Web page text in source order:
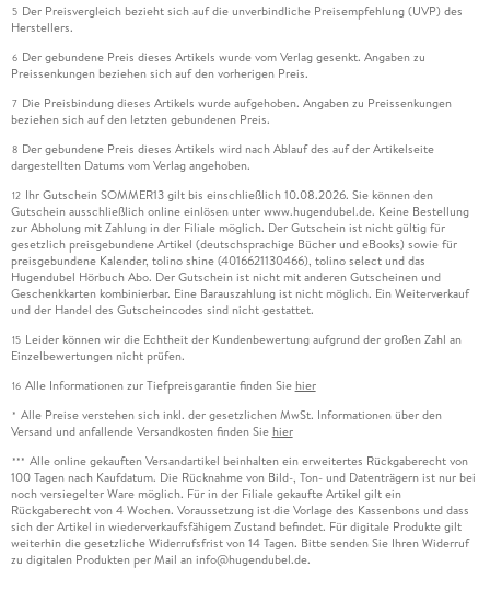
5 Der Preisvergleich bezieht sich auf die unverbindliche Preisempfehlung (UVP) des
Herstellers.
6 Der gebundene Preis dieses Artikels wurde vom Verlag gesenkt. Angaben zu
Preissenkungen beziehen sich auf den vorherigen Preis.
7 Die Preisbindung dieses Artikels wurde aufgehoben. Angaben zu Preissenkungen
beziehen sich auf den letzten gebundenen Preis.
8 Der gebundene Preis dieses Artikels wird nach Ablauf des auf der Artikelseite
dargestellten Datums vom Verlag angehoben.
12 Ihr Gutschein SOMMER13 gilt bis einschließlich 10.08.2026. Sie können den
Gutschein ausschließlich online einlösen unter www.hugendubel.de. Keine Bestellung
zur Abholung mit Zahlung in der Filiale möglich. Der Gutschein ist nicht gültig für
gesetzlich preisgebundene Artikel (deutschsprachige Bücher und eBooks) sowie für
preisgebundene Kalender, tolino shine (4016621130466), tolino select und das
Hugendubel Hörbuch Abo. Der Gutschein ist nicht mit anderen Gutscheinen und
Geschenkkarten kombinierbar. Eine Barauszahlung ist nicht möglich. Ein Weiterverkauf
und der Handel des Gutscheincodes sind nicht gestattet.
15 Leider können wir die Echtheit der Kundenbewertung aufgrund der großen Zahl an
Einzelbewertungen nicht prüfen.
16 Alle Informationen zur Tiefpreisgarantie finden Sie hier
* Alle Preise verstehen sich inkl. der gesetzlichen MwSt. Informationen über den
Versand und anfallende Versandkosten finden Sie hier
*** Alle online gekauften Versandartikel beinhalten ein erweitertes Rückgaberecht von
100 Tagen nach Kaufdatum. Die Rücknahme von Bild-, Ton- und Datenträgern ist nur bei
noch versiegelter Ware möglich. Für in der Filiale gekaufte Artikel gilt ein
Rückgaberecht von 4 Wochen. Voraussetzung ist die Vorlage des Kassenbons und dass
sich der Artikel in wiederverkaufsfähigem Zustand befindet. Für digitale Produkte gilt
weiterhin die gesetzliche Widerrufsfrist von 14 Tagen. Bitte senden Sie Ihren Widerruf
zu digitalen Produkten per Mail an info@hugendubel.de.